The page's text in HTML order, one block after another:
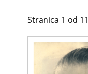
Stranica 1 od 11